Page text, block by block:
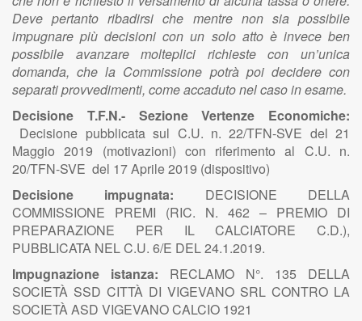
Deve pertanto ribadirsi che mentre non sia possibile
impugnare più decisioni con un solo atto è invece ben
possibile avanzare molteplici richieste con un’unica
domanda, che la Commissione potrà poi decidere con
separati provvedimenti, come accaduto nel caso in esame.
Decisione T.F.N.- Sezione Vertenze Economiche:
Decisione pubblicata sul C.U. n. 22/TFN-SVE del 21
Maggio 2019 (motivazioni) con riferimento al C.U. n.
20/TFN-SVE del 17 Aprile 2019 (dispositivo)
Decisione impugnata: DECISIONE DELLA
COMMISSIONE PREMI (RIC. N. 462 – PREMIO DI
PREPARAZIONE PER IL CALCIATORE C.D.),
PUBBLICATA NEL C.U. 6/E DEL 24.1.2019.
Impugnazione istanza: RECLAMO N°. 135 DELLA
SOCIETÀ SSD CITTÀ DI VIGEVANO SRL CONTRO LA
SOCIETÀ ASD VIGEVANO CALCIO 1921